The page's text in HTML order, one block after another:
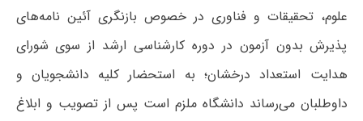
علوم، تحقیقات و فناوری در خصوص بازنگری آئین نامه‌های
پذیرش بدون آزمون در دوره کارشناسی ارشد از سوی شورای
هدایت استعداد درخشان؛ به استحضار کلیه دانشجویان و
داوطلبان می‌رساند دانشگاه ملزم است پس از تصویب و ابلاغ